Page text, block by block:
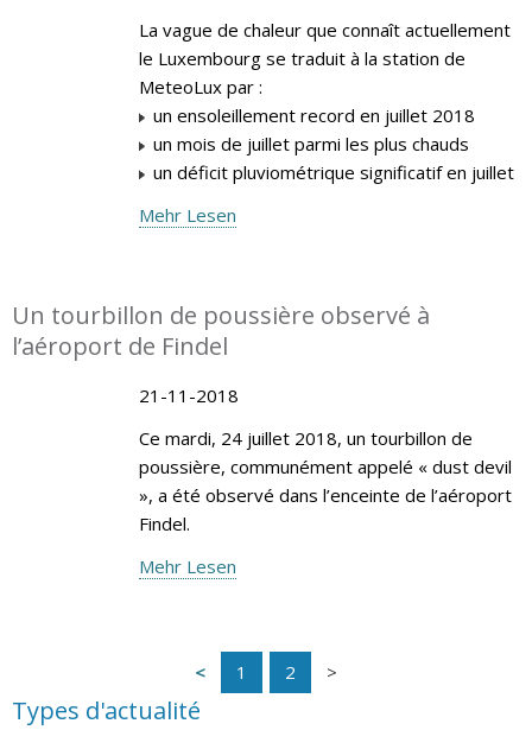
La vague de chaleur que connaît actuellement
le Luxembourg se traduit à la station de
MeteoLux par :
un ensoleillement record en juillet 2018
un mois de juillet parmi les plus chauds
un déficit pluviométrique significatif en juillet
Mehr Lesen
Un tourbillon de poussière observé à
l’aéroport de Findel
21-11-2018
Ce mardi, 24 juillet 2018, un tourbillon de
poussière, communément appelé « dust devil
», a été observé dans l’enceinte de l’aéroport
Findel.
Mehr Lesen
1 2
Types d'actualité